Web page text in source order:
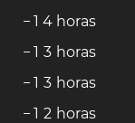
− 1 4 horas
− 1 3 horas
− 1 3 horas
− 1 2 horas